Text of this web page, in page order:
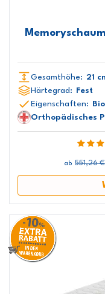
Gesamthöhe: 21
Härtegrad:
Fest
Eigenschaften:
Orthopädisches
ab 551,26 €